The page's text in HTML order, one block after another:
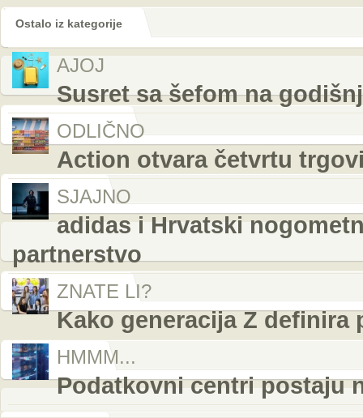
Ostalo iz kategorije
AJOJ
Susret sa šefom na
ODLIČNO
Action otvara četvrtu
SJAJNO
adidas i Hrvatski
partnerstvo
ZNATE LI?
Kako generacija Z definira
HMMM...
Podatkovni centri postaju